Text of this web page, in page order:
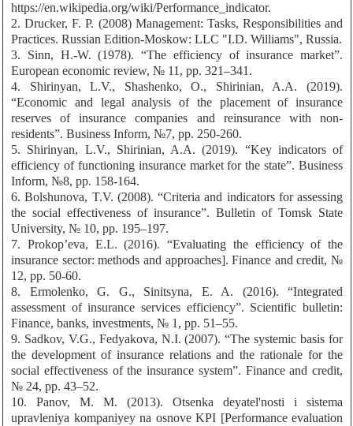
https://en.wikipedia.org/wiki/Performance_indicator.
2. Drucker, F. P. (2008) Management: Tasks, Responsibilities and
Practices. Russian Edition-Moskow: LLC "I.D. Williams", Russia.
3. Sinn, H.-W. (1978). “The efficiency of insurance market”.
European economic review, № 11, pp. 321–341.
4. Shirinyan, L.V., Shashenko, O., Shirinian, A.A. (2019).
“Economic and legal analysis of the placement of insurance
reserves of insurance companies and reinsurance with non-
residents”. Business Inform, №7, pp. 250-260.
5. Shirinyan, L.V., Shirinian, A.A. (2019). “Key indicators of
efficiency of functioning insurance market for the state”. Business
Inform, №8, pp. 158-164.
6. Bolshunova, T.V. (2008). “Criteria and indicators for assessing
the social effectiveness of insurance”. Bulletin of Tomsk State
University, № 10, pp. 195–197.
7. Prokop’eva, E.L. (2016). “Evaluating the efficiency of the
insurance sector: methods and approaches]. Finance and credit, №
12, pp. 50-60.
8. Ermolenko, G. G., Sinitsyna, E. A. (2016). “Integrated
assessment of insurance services efficiency”. Scientific bulletin:
Finance, banks, investments, № 1, pp. 51–55.
9. Sadkov, V.G., Fedyakova, N.I. (2007). “The systemic basis for
the development of insurance relations and the rationale for the
social effectiveness of the insurance system”. Finance and credit,
№ 24, pp. 43–52.
10. Panov, M. M. (2013). Otsenka deyatel'nosti i sistema
upravleniya kompaniyey na osnove KPI [Performance evaluation